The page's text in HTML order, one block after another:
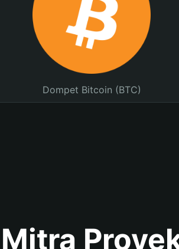
Dompet Bitcoin (BTC)
Mitra